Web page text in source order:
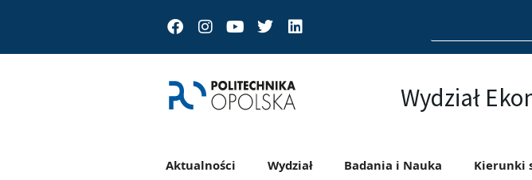
FacebookInstagram
Youtube
TwitterLinkedin
for:
Wydział
Aktualności Wydział Badania i Nauka Kierunki